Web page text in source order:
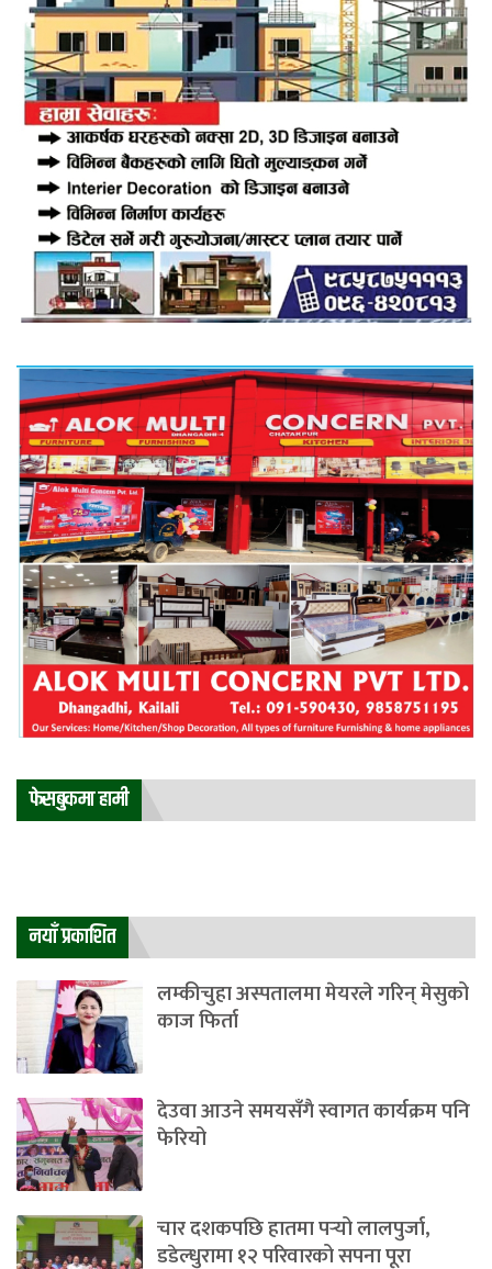
फेसबुकमा हामी
नयाँ प्रकाशित
लम्कीचुहा अस्पतालमा मेयरले गरिन् मेसुको
काज फिर्ता
देउवा आउने समयसँगै स्वागत कार्यक्रम पनि
फेरियो
चार दशकपछि हातमा पर्‍यो लालपुर्जा,
डडेल्धुरामा १२ परिवारको सपना पूरा